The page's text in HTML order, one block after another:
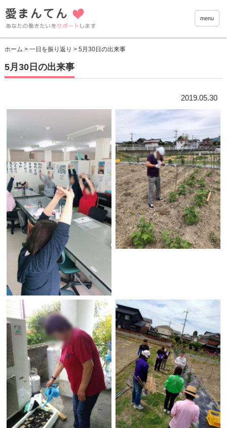
愛まん
menu
ホーム > 一日を振り返り > 5月30日の出来事
5月30日の出来事
2019.05.30